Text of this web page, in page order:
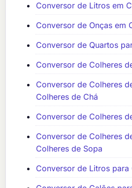
Conversor de Litros em
Conversor de Onças em
Conversor de Quartos
Conversor de Colheres
Conversor de Colheres
Colheres de Chá
Conversor de Colheres
Conversor de Colheres
Colheres de Sopa
Conversor de Litros para